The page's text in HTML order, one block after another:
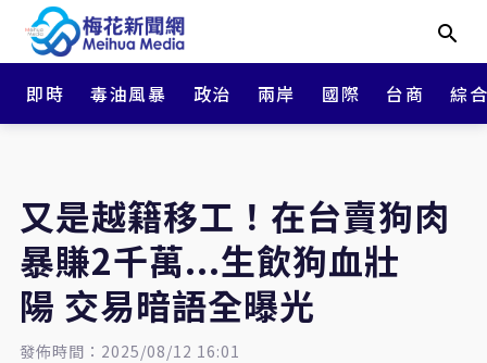
即時 毒油風暴 政治 兩岸 國際 台商 綜
又是越籍移工！在台賣狗肉
暴賺2千萬...生飲狗血壯
陽 交易暗語全曝光
發佈時間：2025/08/12 16:01